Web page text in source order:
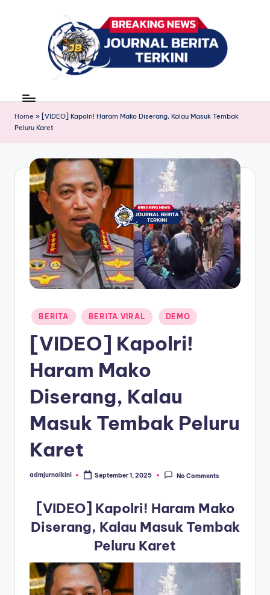
r
n
a
ri
a
news
Home » [VIDEO] Kapolri! Haram Mako Diserang, Kalau Masuk Tembak
Peluru Karet
Posted
in
BERITA BERITA VIRAL DEMO
[VIDEO] Kapolri!
Haram Mako
Diserang, Kalau
Masuk Tembak Peluru
Karet
Posted
admjurnalkini September 1, 2025 No Comments
[VIDEO] Kapolri! Haram Mako
Diserang, Kalau Masuk Tembak
Peluru Karet